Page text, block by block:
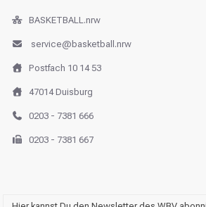
BASKETBALL.nrw
service@basketball.nrw
Postfach 10 14 53
47014 Duisburg
0203 - 7381 666
0203 - 7381 667